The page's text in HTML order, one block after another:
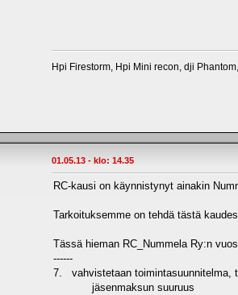
Hpi Firestorm, Hpi Mini recon, dji
01.05.13 - klo: 14.35
RC-kausi on käynnistynyt ainakin
Tarkoituksemme on tehdä tästä
Tässä hieman RC_Nummela Ry:n
------
7. vahvistetaan toimintasuunnitelma,
jäsenmaksun suuruus